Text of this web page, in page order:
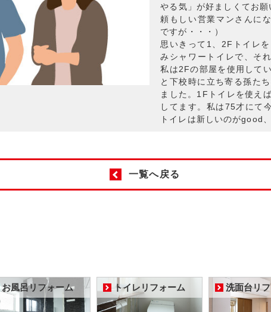
やる気」が好ましくてお
頼もしい営業マンさんに
ですが・・・）
思いきって1、2Fトイレ
みシャワートイレで、そ
私は2Fの部屋を使用して
と下校時に立ち寄る孫た
ました。1Fトイレを使え
してます。私は75才にて
トイレは新しいのがgood
一覧へ戻る
お風呂リフォーム トイレリフォーム 洗面台リ